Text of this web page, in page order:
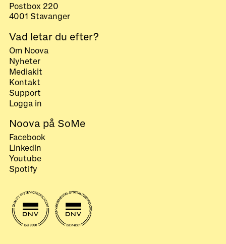
Postbox 220
4001 Stavanger
Vad letar du efter?
Om Noova
Nyheter
Mediakit
Kontakt
Support
Logga in
Noova på SoMe
Facebook
Linkedin
Youtube
Spotify